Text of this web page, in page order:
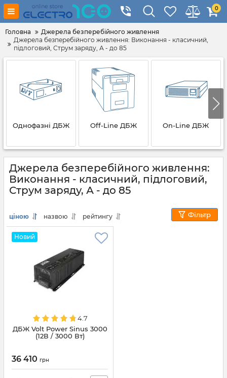
0
Головна
Джерела безперебійного живлення
Джерела безперебійного живлення: Виконання - класичний,
підлоговий, Струм заряду, А - до 85
Однофазні ДБЖ Off-Line ДБЖ On-Line ДБЖ
Джерела безперебійного живлення:
Виконання - класичний, підлоговий,
Струм заряду, А - до 85
ціною назвою рейтингу Фільтр
Новий
4.7
ДБЖ Volt Power Sinus 3000
(12В / 3000 Вт)
36 410 грн